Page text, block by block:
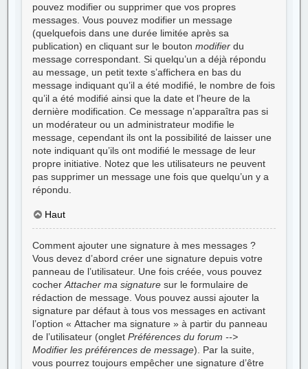
pouvez modifier ou supprimer que vos propres
messages. Vous pouvez modifier un message
(quelquefois dans une durée limitée après sa
publication) en cliquant sur le boutonmodifier du
message correspondant. Si quelqu’un a déjà répondu
au message, un petit texte s’affichera en bas du
message indiquant qu’il a été modifié, le nombre de fois
qu’il a été modifié ainsi que la date et l’heure de la
dernière modification. Ce message n’apparaîtra pas si
un modérateur ou un administrateur modifie le
message, cependant ils ont la possibilité de laisser une
note indiquant qu’ils ont modifié le message de leur
propre initiative. Notez que les utilisateurs ne peuvent
pas supprimer un message une fois que quelqu’un y a
répondu.
Haut
Comment ajouter une signature à mes messages ?
Vous devez d’abord créer une signature depuis votre
panneau de l’utilisateur. Une fois créée, vous pouvez
cocherAttacher ma signature sur le formulaire de
rédaction de message. Vous pouvez aussi ajouter la
signature par défaut à tous vos messages en activant
l’option « Attacher ma signature » à partir du panneau
de l’utilisateur (ongletPréférences du forum -->
Modifier les préférences de message). Par la suite,
vous pourrez toujours empêcher une signature d’être